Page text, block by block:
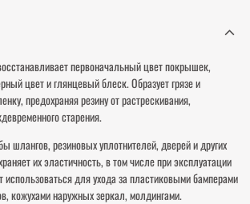
первоначальный цвет покрышек,
цвет и глянцевый блеск. Образует грязе и
предохраняя резину от растрескивания,
старения.
шлангов, резиновых уплотнителей, дверей и других
их эластичность, в том числе при эксплуатации
для ухода за пластиковыми бамперами
кожухами наружных зеркал, молдингами.